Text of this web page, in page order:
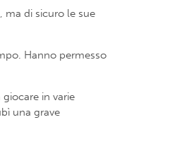
ma di sicuro le sue
Hanno permesso
in varie
una grave